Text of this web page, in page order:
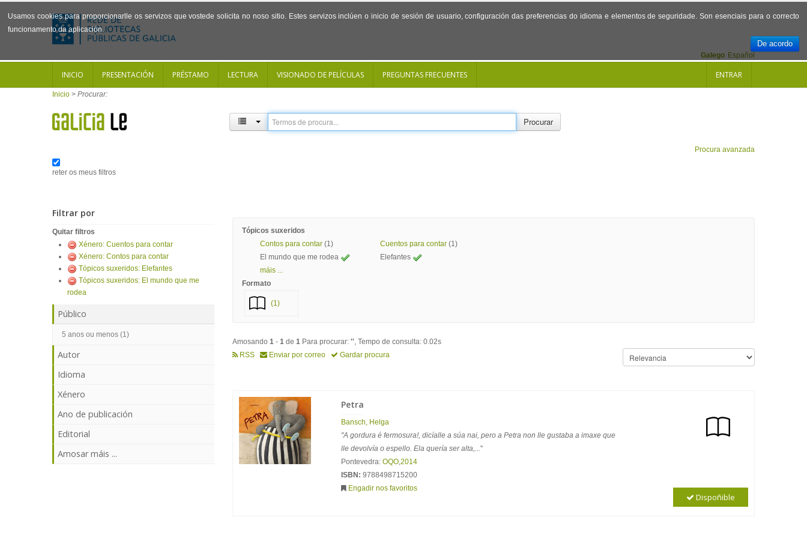
Usamos cookies para proporcionarlle os servizos que vostede solicita no noso sitio. Estes servizos inclúen o inicio de sesión de usuario, configuración das preferencias do idioma e elementos de seguridade. Son esenciais para o correcto
funcionamento da aplicación.
De acordo
Español
Galego
INICIO PRESENTACIÓN PRÉSTAMO LECTURA VISIONADO DE PELÍCULAS PREGUNTAS FRECUENTES ENTRAR
Inicio > Procurar:
Procurar
Procura avanzada
reter os meus filtros
Filtrar por
Quitar filtros
Xénero: Cuentos para contar
Xénero: Contos para contar
Tópicos suxeridos: Elefantes
Tópicos suxeridos: El mundo que me
rodea
Público
5 anos ou menos (1)
Autor
Idioma
Xénero
Ano de publicación
Editorial
Amosar máis ...
Tópicos suxeridos
Contos para contar (1) Cuentos para contar (1)
El mundo que me rodea
Elefantes
máis ...
Formato
(1)
Amosando 1 - 1 de 1 Para procurar: '', Tempo de consulta: 0.02s
RSS
Enviar por correo Gardar procura
Petra
Bansch, Helga
"A gordura é fermosura!, dicíalle a súa nai, pero a Petra non lle gustaba a imaxe que
lle devolvía o espello. Ela quería ser alta,..."
Pontevedra: OQO,2014
ISBN: 9788498715200
Engadir nos favoritos
Dispoñible